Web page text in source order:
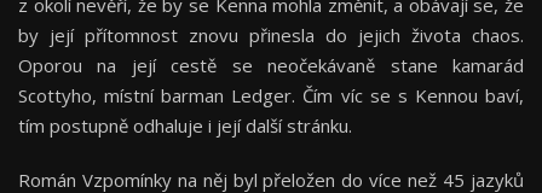
by její přítomnost znovu přinesla do jejich života chaos.
Oporou na její cestě se neočekávaně stane kamarád
Scottyho, místní barman Ledger. Čím víc se s Kennou baví,
tím postupně odhaluje i její další stránku.
Román Vzpomínky na něj byl přeložen do více než 45 jazyků